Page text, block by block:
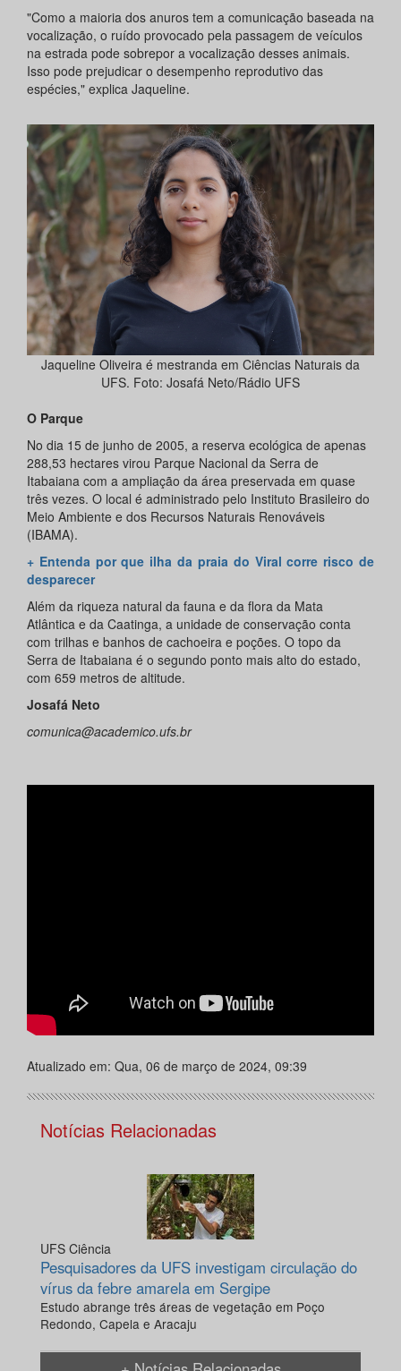
"Como a maioria dos anuros tem a comunicação baseada na
vocalização, o ruído provocado pela passagem de veículos
na estrada pode sobrepor a vocalização desses animais.
Isso pode prejudicar o desempenho reprodutivo das
espécies," explica Jaqueline.
Jaqueline Oliveira é mestranda em Ciências Naturais da
UFS. Foto: Josafá Neto/Rádio UFS
O Parque
No dia 15 de junho de 2005, a reserva ecológica de apenas
288,53 hectares virou Parque Nacional da Serra de
Itabaiana com a ampliação da área preservada em quase
três vezes. O local é administrado pelo Instituto Brasileiro do
Meio Ambiente e dos Recursos Naturais Renováveis
(IBAMA).
+ Entenda por que ilha da praia do Viral corre risco de
desparecer
Além da riqueza natural da fauna e da flora da Mata
Atlântica e da Caatinga, a unidade de conservação conta
com trilhas e banhos de cachoeira e poções. O topo da
Serra de Itabaiana é o segundo ponto mais alto do estado,
com 659 metros de altitude.
Josafá Neto
comunica@academico.ufs.br
Atualizado em: Qua, 06 de março de 2024, 09:39
Notícias Relacionadas
UFS Ciência
Pesquisadores da UFS investigam circulação do
vírus da febre amarela em Sergipe
Estudo abrange três áreas de vegetação em Poço
Redondo, Capela e Aracaju